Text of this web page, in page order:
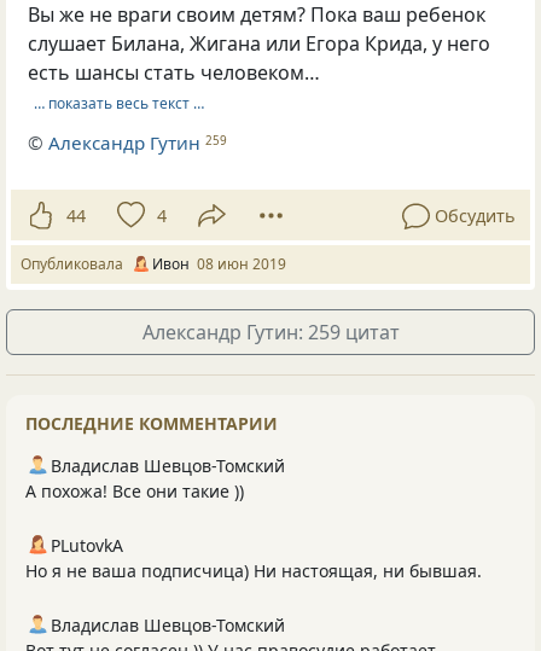
Вы же не враги своим детям? Пока ваш ребенок
слушает Билана, Жигана или Егора Крида, у него
есть шансы стать человеком…
… показать весь текст …
©Александр Гутин 259
44 4 Обсудить
Опубликовала Ивон 08 июн 2019
Александр Гутин: 259 цитат
ПОСЛЕДНИЕ КОММЕНТАРИИ
Владислав Шевцов-Томский
А похожа! Все они такие ))
PLutоvkА
Но я не ваша подписчица) Ни настоящая, ни бывшая.
Владислав Шевцов-Томский